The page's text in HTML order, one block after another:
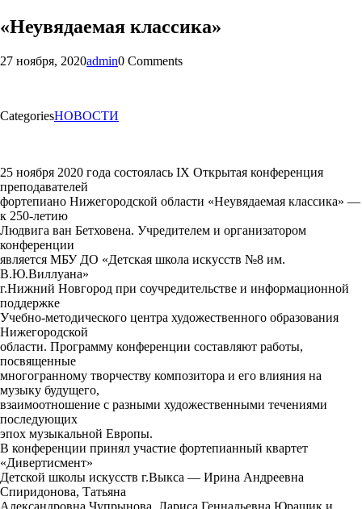
«Неувядаемая классика»
27 ноября, 2020admin0 Comments
CategoriesНОВОСТИ
25 ноября 2020 года состоялась IX Открытая конференция
преподавателей
фортепиано Нижегородской области «Неувядаемая классика» —
к 250-летию
Людвига ван Бетховена. Учредителем и организатором
конференции
является МБУ ДО «Детская школа искусств №8 им.
В.Ю.Виллуана»
г.Нижний Новгород при соучредительстве и информационной
поддержке
Учебно-методического центра художественного образования
Нижегородской
области. Программу конференции составляют работы,
посвященные
многогранному творчеству композитора и его влияния на
музыку будущего,
взаимоотношение с разными художественными течениями
последующих
эпох музыкальной Европы.
В конференции принял участие фортепианный квартет
«Дивертисмент»
Детской школы искусств г.Выкса — Ирина Андреевна
Спиридонова, Татьяна
Александровна Чупрынова, Лариса Геннадьевна Юращик и